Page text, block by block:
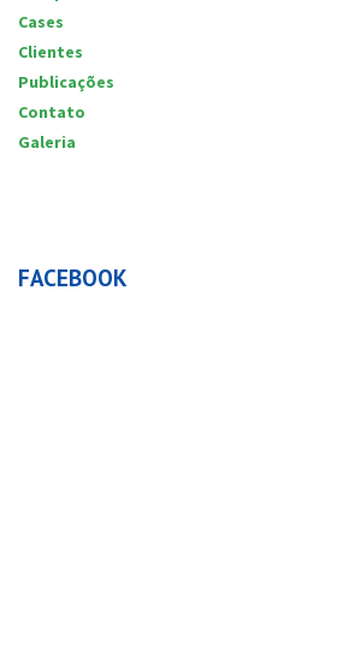
Cases
Clientes
Publicações
Contato
Galeria
FACEBOOK